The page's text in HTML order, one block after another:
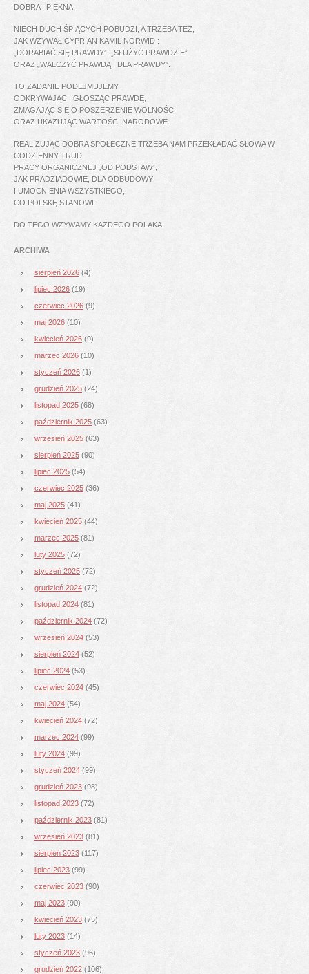
DOBRA I PIĘKNA.
NIECH DUCH ŚPIĄCYCH POBUDZI, A TRZEBA TEŻ,
JAK WZYWAŁ CYPRIAN KAMIL NORWID :
„DORABIAĆ SIĘ PRAWDY”, „SŁUŻYĆ PRAWDZIE”
ORAZ „WALCZYĆ PRAWDĄ I DLA PRAWDY”.
TO ZADANIE PODEJMUJEMY
ODKRYWAJĄC I GŁOSZĄC PRAWDĘ,
ZMAGAJĄC SIĘ O POSZERZENIE WOLNOŚCI
ORAZ UKAZUJĄC WARTOŚCI NARODOWE.
REALIZUJĄC DOBRA SPOŁECZNE TRZEBA NAM PRZEKŁADAĆ SŁOWA W
CODZIENNY TRUD
PRACY ORGANICZNEJ „OD PODSTAW”,
JAK PRADZIADOWIE, DLA ODBUDOWY
I UMOCNIENIA WSZYSTKIEGO,
CO POLSKĘ STANOWI.
DO TEGO WZYWAMY KAŻDEGO POLAKA.
ARCHIWA
sierpień 2026 (4)
lipiec 2026 (19)
czerwiec 2026 (9)
maj 2026 (10)
kwiecień 2026 (9)
marzec 2026 (10)
styczeń 2026 (1)
grudzień 2025 (24)
listopad 2025 (68)
październik 2025 (63)
wrzesień 2025 (63)
sierpień 2025 (90)
lipiec 2025 (54)
czerwiec 2025 (36)
maj 2025 (41)
kwiecień 2025 (44)
marzec 2025 (81)
luty 2025 (72)
styczeń 2025 (72)
grudzień 2024 (72)
listopad 2024 (81)
październik 2024 (72)
wrzesień 2024 (53)
sierpień 2024 (52)
lipiec 2024 (53)
czerwiec 2024 (45)
maj 2024 (54)
kwiecień 2024 (72)
marzec 2024 (99)
luty 2024 (99)
styczeń 2024 (99)
grudzień 2023 (98)
listopad 2023 (72)
październik 2023 (81)
wrzesień 2023 (81)
sierpień 2023 (117)
lipiec 2023 (99)
czerwiec 2023 (90)
maj 2023 (90)
kwiecień 2023 (75)
luty 2023 (14)
styczeń 2023 (96)
grudzień 2022 (106)